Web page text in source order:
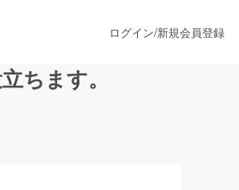
ログイン/新規会員登録
ちます。